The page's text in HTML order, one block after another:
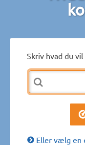
Skriv hvad du
Eller vælg en